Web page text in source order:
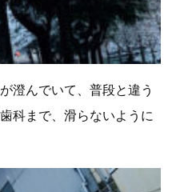
澄んでいて、普段と違う
科まで、滑らないように